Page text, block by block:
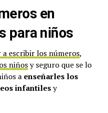
en
para niños
escribir los números,
niñosy seguro que se lo
a enseñarles los
infantilesy